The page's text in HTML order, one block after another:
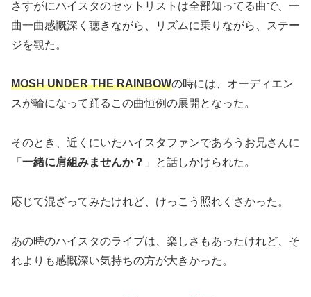
さすがにハイスタのセットリストは全部知ってる曲で、一
曲一曲感慨深く聴きながら、リズムに乗りながら、ステー
ジを観た。
MOSH UNDER THE RAINBOWの時には、オーディエン
スが輪になって踊るこの曲恒例の展開となった。
そのとき、近くにいたハイスタファンであろうお兄さんに
「 一緒に肩組みませんか？ 」と話しかけられた。
応じて混ざってみたけれど、けっこう照れくさかった。
あの時のハイスタのライブは、楽しさもあったけれど、そ
れよりも感慨深い気持ちの方が大きかった。